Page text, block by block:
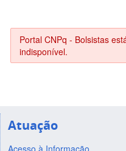
Portal CNPq - Bolsistas
indisponível.
Atuação
Acesso à Informação